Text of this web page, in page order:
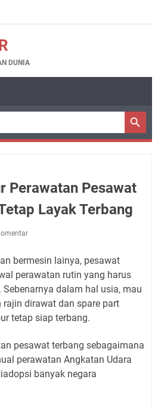
DUNIA
Perawatan Pesawat
Layak Terbang
bermesin lainya, pesawat
perawatan rutin yang harus
dalam hal usia, mau
dirawat dan spare part
tetap siap terbang.
pesawat terbang sebagaimana
perawatan Angkatan Udara
banyak negara